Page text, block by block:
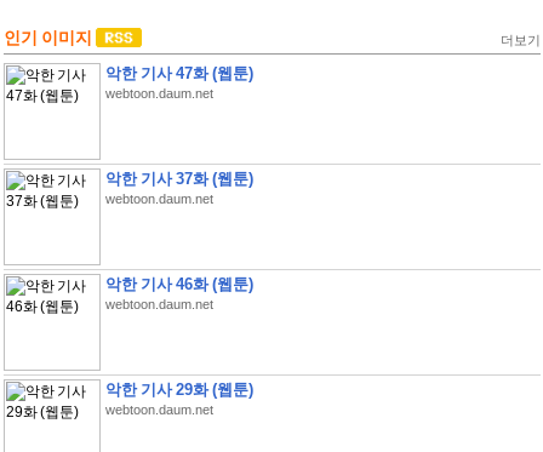
인기 이미지 더보기
악한 기사 47화 (웹툰)
webtoon.daum.net
악한 기사 37화 (웹툰)
webtoon.daum.net
악한 기사 46화 (웹툰)
webtoon.daum.net
악한 기사 29화 (웹툰)
webtoon.daum.net